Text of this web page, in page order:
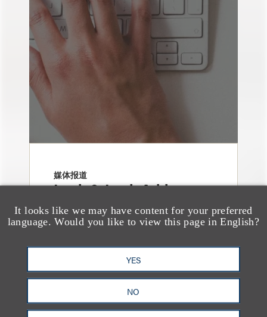
It looks like we may have content for your preferred
language. Would you like to view this page in English?
YES
NO
媒体报道
Loeb & Loeb Adds
Finance Pro Todd
Matras